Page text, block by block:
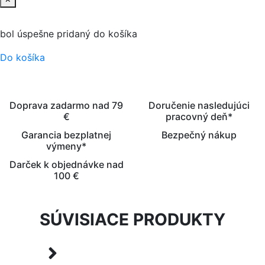
bol úspešne pridaný do košíka
Do košíka
Doprava zadarmo nad 79
€
Doručenie nasledujúci
pracovný deň*
Garancia bezplatnej
výmeny*
Bezpečný nákup
Darček k objednávke nad
100 €
SÚVISIACE PRODUKTY